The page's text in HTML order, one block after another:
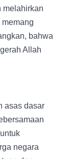
melahirkan
bahwa
Allah
asas dasar
negara